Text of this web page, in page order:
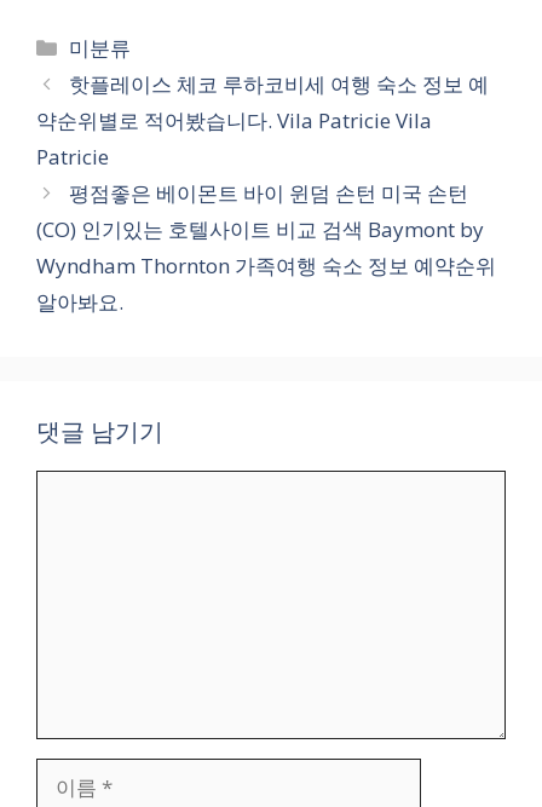
카
테
고
리
미분류
핫플레이스 체코 루하코비세 여행 숙소 정보 예
약순위별로 적어봤습니다. Vila Patricie Vila
Patricie
평점좋은 베이몬트 바이 윈덤 손턴 미국 손턴
(CO) 인기있는 호텔사이트 비교 검색 Baymont by
Wyndham Thornton 가족여행 숙소 정보 예약순위
알아봐요.
댓글 남기기